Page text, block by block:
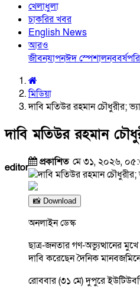
খেলাধুলা
চাকরির খবর
English News
আরও
জীবনযাপনঈদ স্পেশালনববর্ষ
মিডিয়া
দাবি মতিউর রহমান চৌধুরীর;
দাবি মতিউর রহমান
editor প্রকাশিত মে ৩১, ২০২৬,
📸 Download
অনলাইন ডেস্ক
ছাত্র-জনতার গণ-অভ্যুত্থানের
দাবি করেছেন দৈনিক
রোববার (৩১ মে) দুপুরে